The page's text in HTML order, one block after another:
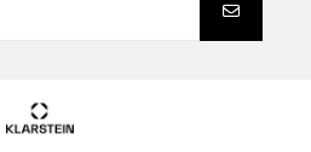
robustes halten schon für einige